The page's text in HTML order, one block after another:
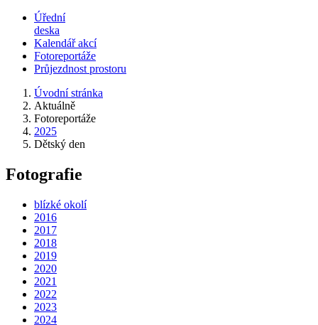
Úřední
deska
Kalendář akcí
Fotoreportáže
Průjezdnost prostoru
Úvodní stránka
Aktuálně
Fotoreportáže
2025
Dětský den
Fotografie
blízké okolí
2016
2017
2018
2019
2020
2021
2022
2023
2024